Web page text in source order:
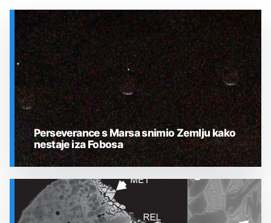
SVEMIR
Perseverance s Marsa snimio Zemlju kako
nestaje iza Fobosa